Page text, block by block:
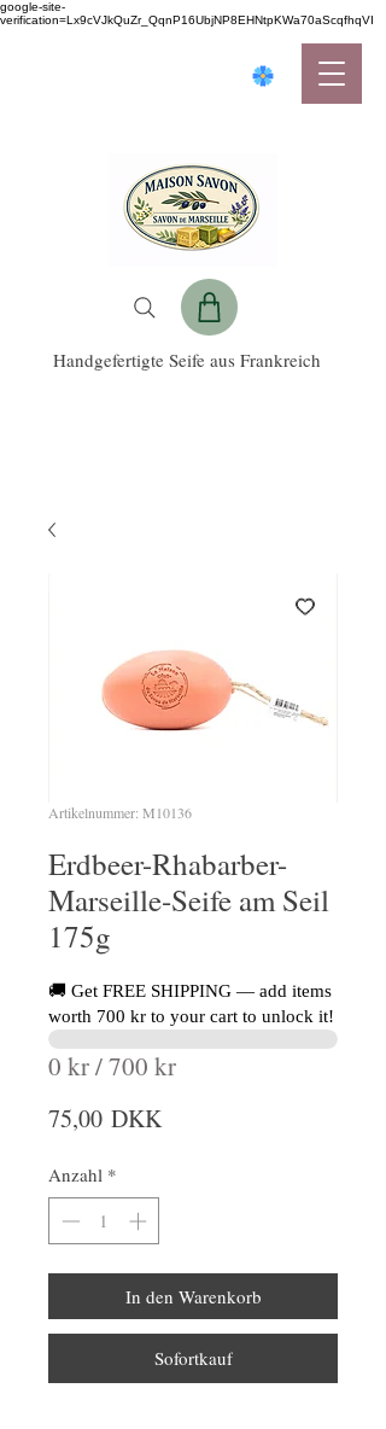
google-site-
verification=Lx9cVJkQuZr_QqnP16UbjNP8EHNtpKWa70aScqfhqVI
Handgefertigte Seife aus Frankreich
Artikelnummer: M10136
Erdbeer-Rhabarber-
Marseille-Seife am Seil
175g
🚚 Get FREE SHIPPING — add items
worth 700 kr to your cart to unlock it!
0 kr / 700 kr
75,00 DKKPreis
Anzahl *
In den Warenkorb
Sofortkauf